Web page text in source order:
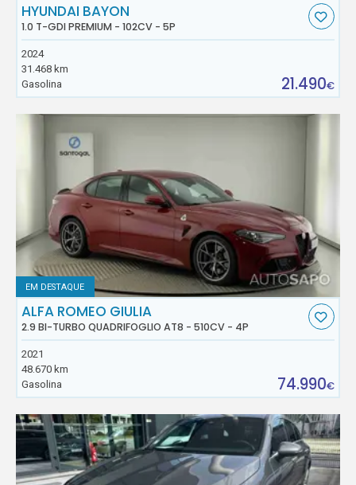
HYUNDAI BAYON
1.0 T-GDI PREMIUM - 102CV - 5P
2024
31.468 km
Gasolina
21.490€
EM DESTAQUE
ALFA ROMEO GIULIA
2.9 BI-TURBO QUADRIFOGLIO AT8 - 510CV - 4P
2021
48.670 km
Gasolina
74.990€